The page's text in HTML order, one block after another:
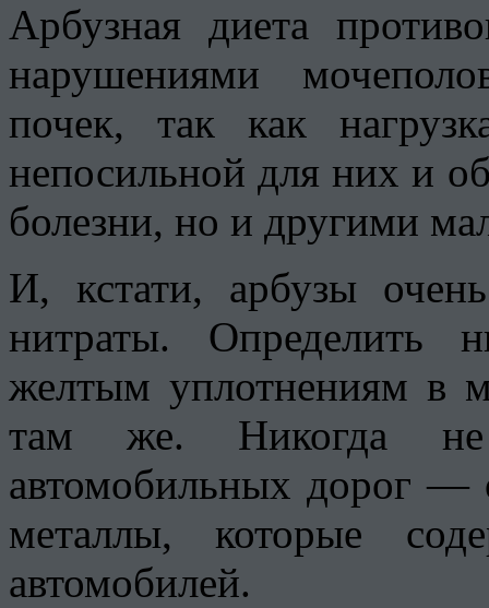
Арбузная диета
нарушениями
почек, так как
непосильной для них и
болезни, но и другими
И, кстати, арбузы
нитраты. Определить
желтым уплотнениям в
там же. Никогда не
автомобильных дорог —
металлы, которые
автомобилей.